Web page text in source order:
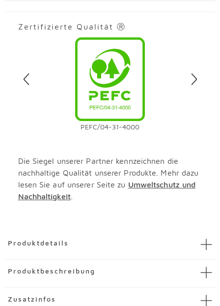
Zertifizierte Qualität Ⓡ
PEFC/04-31-4000
Die Siegel unserer Partner kennzeichnen die
nachhaltige Qualität unserer Produkte. Mehr dazu
lesen Sie auf unserer Seite zu Umweltschutz und
Nachhaltigkeit.
Produktdetails
Artikel Ecksofa Lipari-S
Produktbeschreibung
Erleben Sie ein Maximum an Qualität in ansprechendem
Zusatzinfos